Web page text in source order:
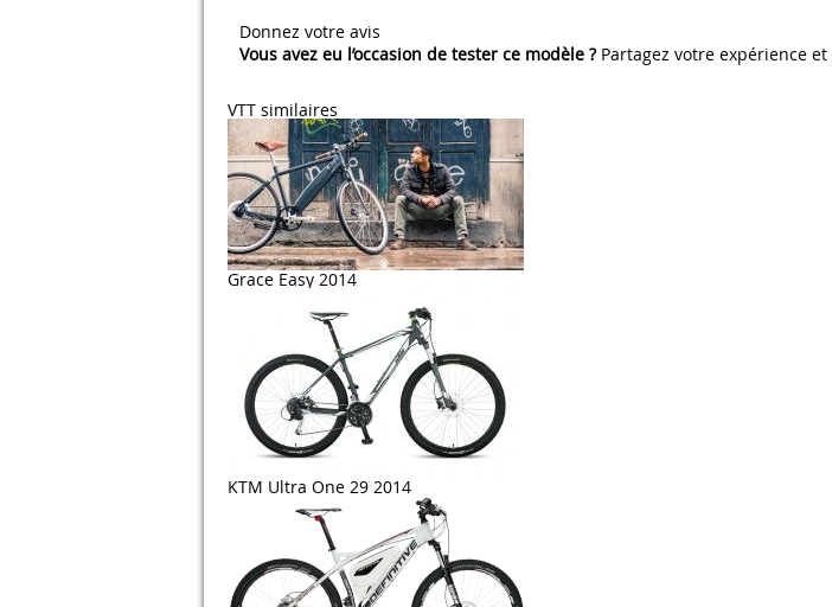
Donnez votre avis
Vous avez eu l’occasion de tester ce modèle ?Partagez votre expérience et
VTT similaires
Grace Easy 2014
KTM Ultra One 29 2014